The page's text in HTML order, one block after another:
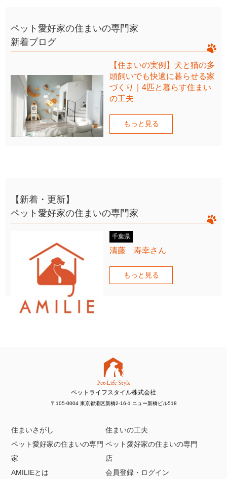
ペット愛好家の住まいの専門家
新着ブログ
【住まいの実例】犬と猫の多
頭飼いでも快適に暮らせる家
づくり｜4匹と暮らす住まい
の工夫
もっと見る
【新着・更新】
ペット愛好家の住まいの専門家
千葉県
清藤 寿幸さん
もっと見る
ペットライフスタイル株式会社
〒105-0004 東京都港区新橋2-16-1 ニュー新橋ビル518
住まいさがし
住まいの工夫
ペット愛好家の住まいの専門
家
ペット愛好家の住まいの専門
店
AMILIEとは
会員登録・ログイン